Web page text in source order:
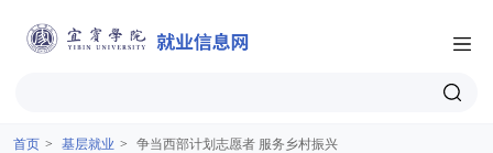
首页 > 基层就业 > 争当西部计划志愿者 服务乡村振兴